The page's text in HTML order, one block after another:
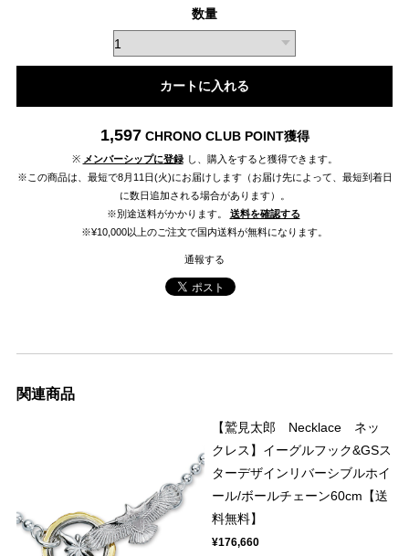
数量
カートに入れる
1,597 CHRONO CLUB POINT獲得
※ メンバーシップに登録 し、購入をすると獲得できます。
※この商品は、最短で8月11日(火)にお届けします（お届け先によって、最短到着日
に数日追加される場合があります）。
※別途送料がかかります。
送料を確認する
※¥10,000以上のご注文で国内送料が無料になります。
通報する
関連商品
【鷲見太郎 Necklace ネッ
クレス】イーグルフック&GSス
ターデザインリバーシブルホイ
ール/ボールチェーン60cm【送
料無料】
¥176,660